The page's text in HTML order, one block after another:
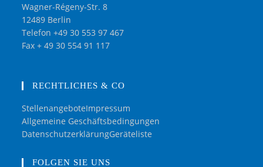
Wagner-Régeny-Str. 8
12489 Berlin
Telefon +49 30 553 97 467
Fax + 49 30 554 91 117
RECHTLICHES & CO
StellenangeboteImpressum
Allgemeine Geschäftsbedingungen
DatenschutzerklärungGeräteliste
FOLGEN SIE UNS